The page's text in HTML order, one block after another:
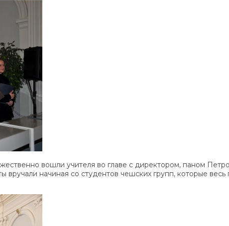
вошли учителя во главе с директором, паном
начиная со студентов чешских групп, которые